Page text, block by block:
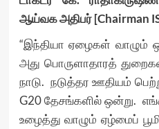
ஆய்வக அதிபர் [Chairman
“இந்தியா ஏழைகள் வாழும்
அது பொருளாதாரத்
நாடு. நடுத்தர ஊதியம்
G20 தேசங்களில் ஒன்று.
உழைத்து வாழும் ஏழ்மைப்